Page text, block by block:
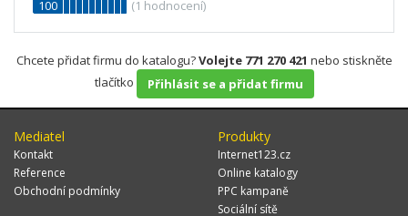
100
(1 hodnocení)
Chcete přidat firmu do katalogu?Volejte 771 270 421 nebo stiskněte
tlačítko
Přihlásit se a přidat firmu
Mediatel
Kontakt
Reference
Obchodní podmínky
Produkty
Internet123.cz
Online katalogy
PPC kampaně
Sociální sítě